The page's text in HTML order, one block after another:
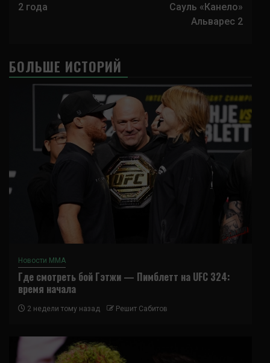
2 года
Сауль «Канело»
Альварес 2
БОЛЬШЕ ИСТОРИЙ
Новости ММА
Где смотреть бой Гэтжи — Пимблетт на UFC 324:
время начала
2 недели тому назад Решит Сабитов